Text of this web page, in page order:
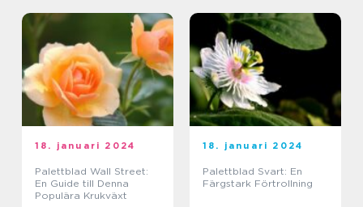
18. januari 2024
Palettblad Wall Street:
En Guide till Denna
Populära Krukväxt
18. januari 2024
Palettblad Svart: En
Färgstark Förtrollning